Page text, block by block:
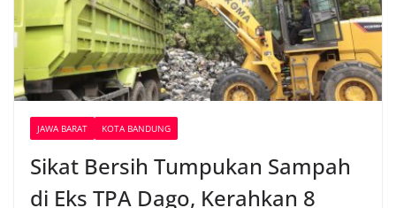
JAWA BARAT KOTA BANDUNG
Sikat Bersih Tumpukan Sampah
di Eks TPA Dago, Kerahkan 8